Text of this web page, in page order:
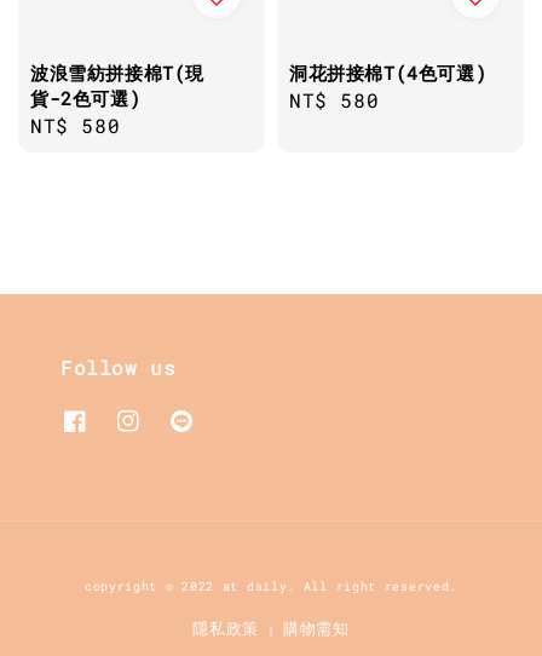
波浪雪紡拼接棉T(現
貨-2色可選)
Regular
NT$ 580
洞花拼接棉T(4色可選)
Regular
NT$ 580
Follow us
copyright © 2022 at daily. All right reserved.
隱私政策 |購物需知